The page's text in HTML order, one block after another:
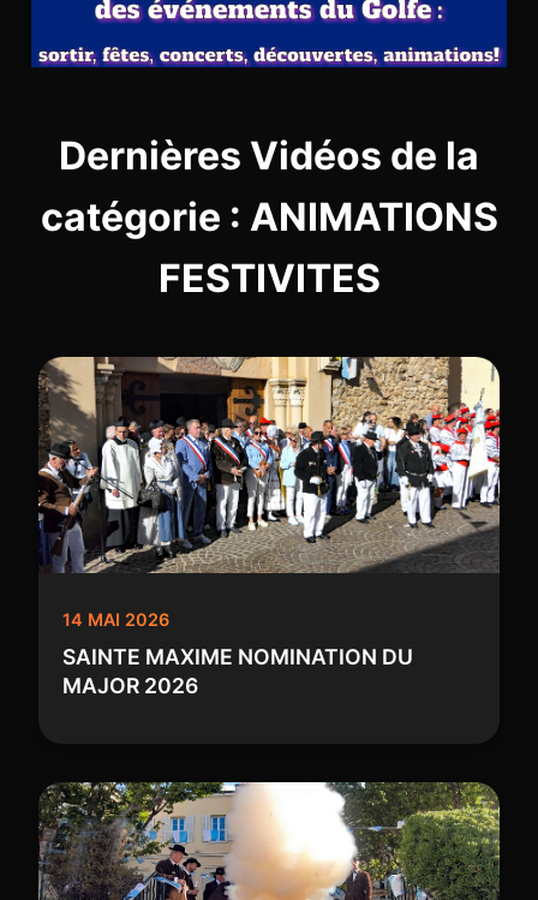
Dernières Vidéos de la
catégorie : ANIMATIONS
FESTIVITES
14 MAI 2026
SAINTE MAXIME NOMINATION DU
MAJOR 2026